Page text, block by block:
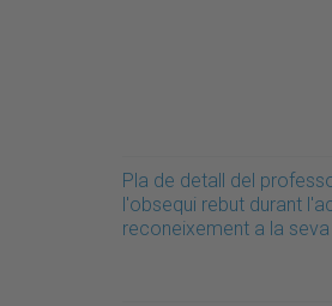
Pla de detall del
l'obsequi rebut durant
reconeixement a la